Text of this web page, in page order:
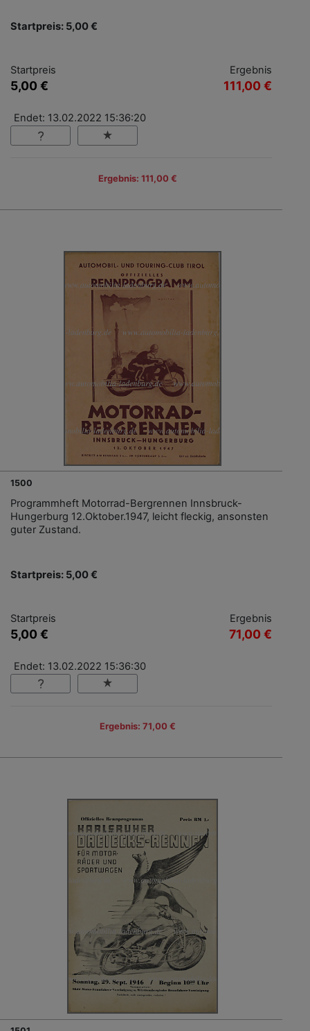
Startpreis: 5,00 €
Startpreis
5,00 €
Ergebnis
111,00 €
Endet: 13.02.2022 15:36:20
Ergebnis: 111,00 €
1500
Programmheft Motorrad-Bergrennen Innsbruck-
Hungerburg 12.Oktober.1947, leicht fleckig, ansonsten
guter Zustand.
Startpreis: 5,00 €
Startpreis
5,00 €
Ergebnis
71,00 €
Endet: 13.02.2022 15:36:30
Ergebnis: 71,00 €